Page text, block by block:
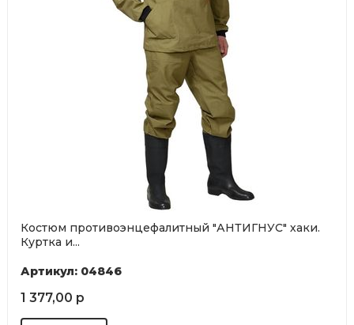
Костюм противоэнцефалитный "АНТИГНУС" хаки.
Куртка и...
Артикул: 04846
1 377,00 р